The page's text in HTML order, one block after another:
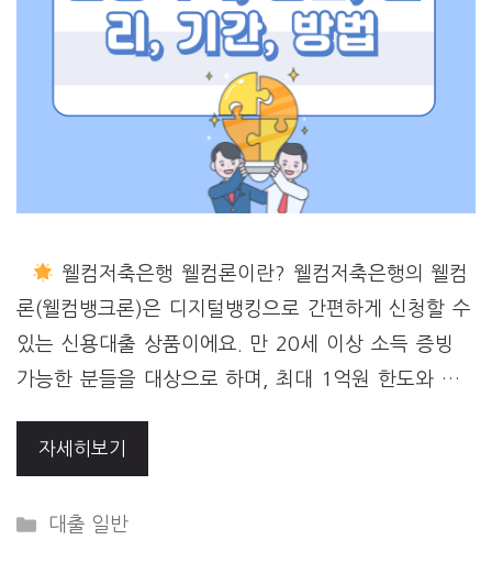
웰컴저축은행 웰컴론이란? 웰컴저축은행의 웰컴
론(웰컴뱅크론)은 디지털뱅킹으로 간편하게 신청할 수
있는 신용대출 상품이에요. 만 20세 이상 소득 증빙
가능한 분들을 대상으로 하며, 최대 1억원 한도와 …
자세히보기
Categories
대출 일반